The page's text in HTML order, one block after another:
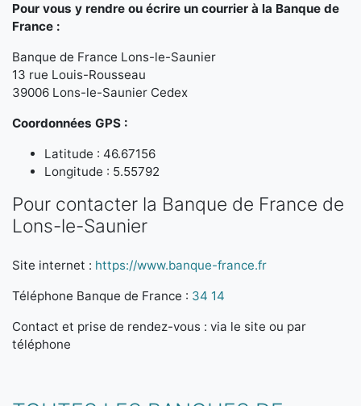
Pour vous y rendre ou écrire un courrier à la Banque de
France :
Banque de France Lons-le-Saunier
13 rue Louis-Rousseau
39006 Lons-le-Saunier Cedex
Coordonnées GPS :
Latitude : 46.67156
Longitude : 5.55792
Pour contacter la Banque de France de
Lons-le-Saunier
Site internet : https://www.banque-france.fr
Téléphone Banque de France : 34 14
Contact et prise de rendez-vous : via le site ou par
téléphone